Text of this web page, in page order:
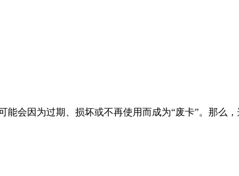
会因为过期、损坏或不再使用而成为“废卡”。那么